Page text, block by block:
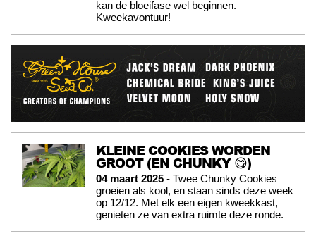
kan de bloeifase wel beginnen.
Kweekavontuur!
KLEINE COOKIES WORDEN
GROOT (EN CHUNKY 😋)
04 maart 2025 - Twee Chunky Cookies
groeien als kool, en staan sinds deze week
op 12/12. Met elk een eigen kweekkast,
genieten ze van extra ruimte deze ronde.